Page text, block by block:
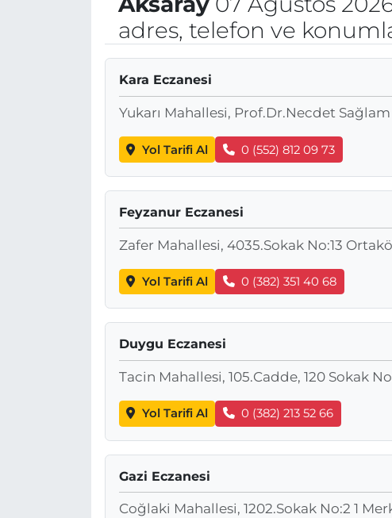
adres, telefon ve
Kara Eczanesi
Yukarı Mahallesi, Prof.Dr.Necdet
Yol Tarifi Al 0 (552) 812 09 73
Feyzanur Eczanesi
Zafer Mahallesi, 4035.Sokak No:13
Yol Tarifi Al 0 (382) 351 40 68
Duygu Eczanesi
Tacin Mahallesi, 105.Cadde, 120 Sokak
Yol Tarifi Al 0 (382) 213 52 66
Gazi Eczanesi
Coğlaki Mahallesi, 1202.Sokak No:2 1